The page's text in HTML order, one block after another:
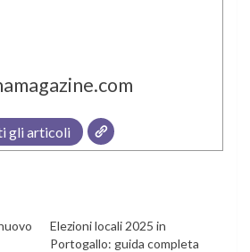
gli articoli
Elezioni locali 2025 in
Portogallo: guida completa